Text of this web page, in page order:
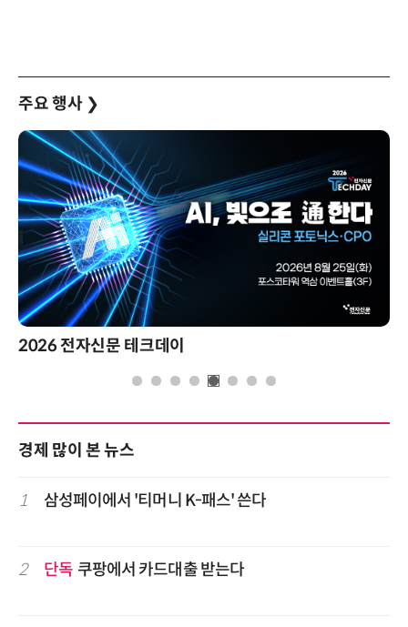
주요 행사 ❯
2026 전자신문 테크데이
경제 많이 본 뉴스
1 삼성페이에서 '티머니 K-패스' 쓴다
2 단독 쿠팡에서 카드대출 받는다